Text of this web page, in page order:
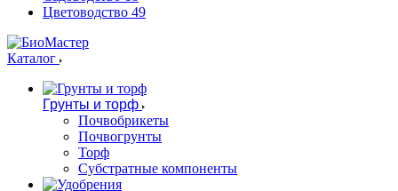
Цветоводство 49
Каталог
Грунты и торф
Почвобрикеты
Почвогрунты
Торф
Субстратные компоненты